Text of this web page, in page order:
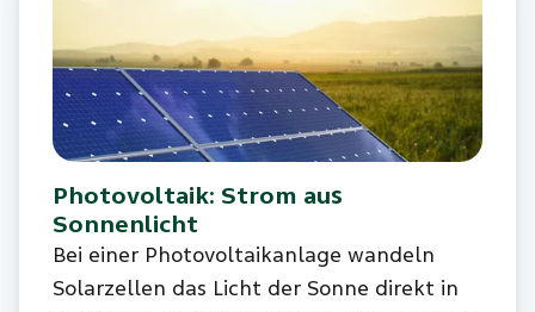
Photovoltaik: Strom aus
Sonnenlicht
Bei einer Photovoltaikanlage wandeln
Solarzellen das Licht der Sonne direkt in